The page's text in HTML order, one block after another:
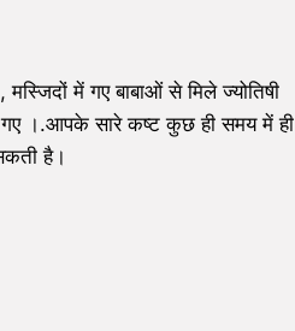
में गए बाबाओं से मिले ज्योतिषी
गए ।.आपके सारे कष्ट कुछ ही समय में ही
है।